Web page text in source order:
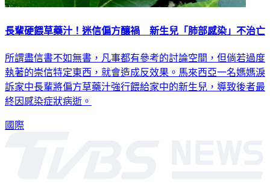
長輩硬餵草藥汁！迷信偏方釀禍 新生兒「肺部感染」不治亡
所謂盡信書不如無書，凡事都有參考的討論空間，但倘若過度
執著的崇信特定東西，就會造成反效果。馬來西亞一名媽媽淚
訴家中長輩將偏方草藥汁強行餵給家中的新生兒，導致後者最
終因感染症狀病逝。
國際